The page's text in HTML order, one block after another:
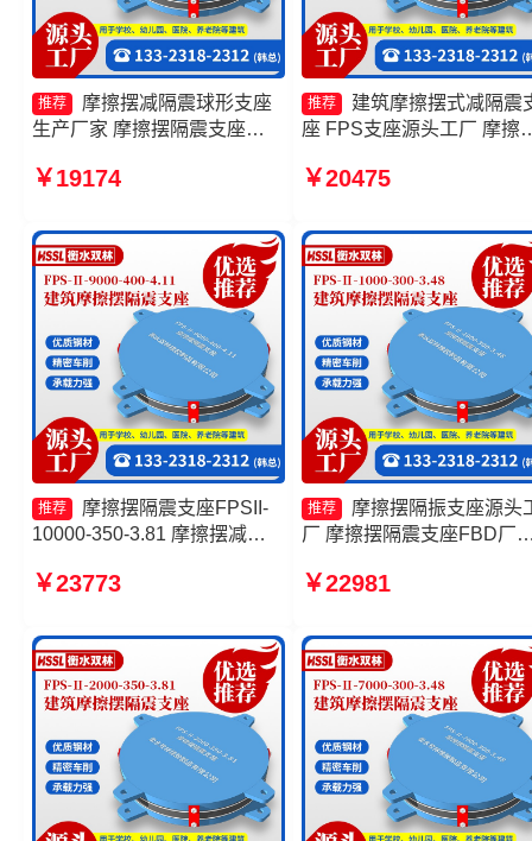
推荐
摩擦摆减隔震球形支座
生产厂家 摩擦摆隔震支座
擦摆式橡胶隔震支座 建筑摩擦
￥19174
推荐
建筑摩擦摆式减隔震
座 FPS支座源头工厂 摩擦
3.48 建筑摩擦摆式减震支
￥20475
推荐
摩擦摆隔震支座FPSII-
10000-350-3.81 摩擦摆减隔
厂 摩擦摆隔震支座厂家 摩擦
￥23773
推荐
摩擦摆隔振支座源头
厂 摩擦摆隔震支座FBD厂
套生产厂家 FPS隔震支座
￥22981